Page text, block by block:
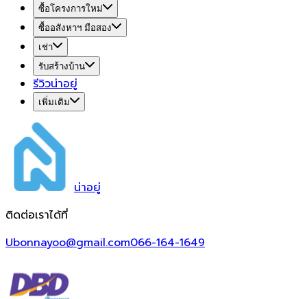
ซื้อโครงการใหม่
ซื้ออสังหาฯ มือสอง
เช่า
รับสร้างบ้าน
รีวิวน่าอยู่
เพิ่มเติม
น่าอยู่
ติดต่อเราได้ที่
Ubonnayoo@gmail.com066-164-1649